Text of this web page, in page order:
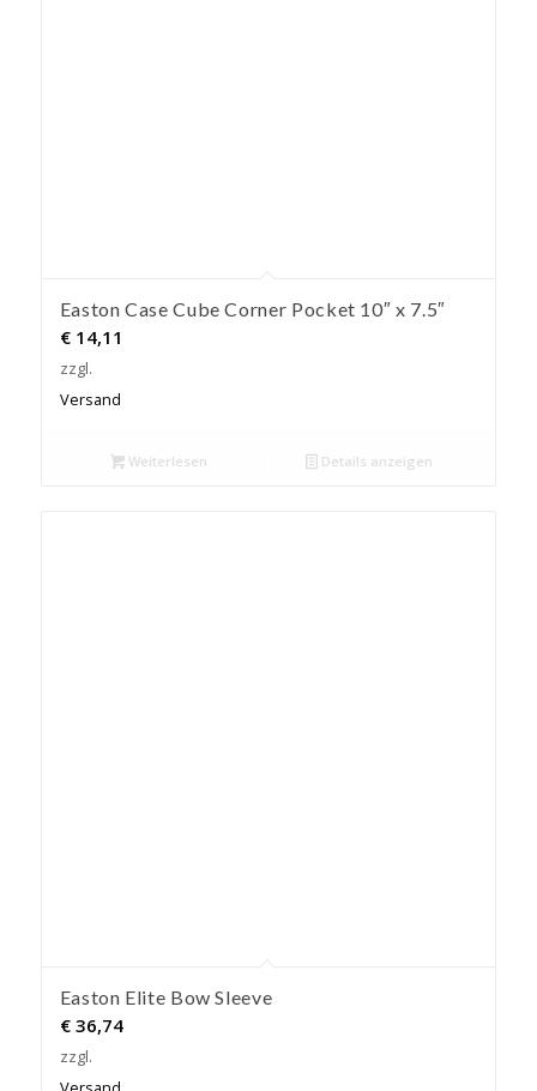
Easton Case Cube Corner Pocket 10″ x 7.5″
€14,11
zzgl.
Versand
Weiterlesen Details anzeigen
Easton Elite Bow Sleeve
€36,74
zzgl.